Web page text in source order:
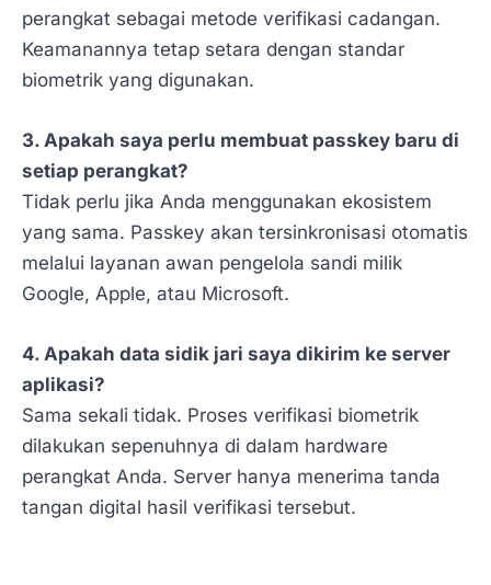
perangkat sebagai metode verifikasi cadangan.
Keamanannya tetap setara dengan standar
biometrik yang digunakan.
3. Apakah saya perlu membuat passkey baru di
setiap perangkat?
Tidak perlu jika Anda menggunakan ekosistem
yang sama. Passkey akan tersinkronisasi otomatis
melalui layanan awan pengelola sandi milik
Google, Apple, atau Microsoft.
4. Apakah data sidik jari saya dikirim ke server
aplikasi?
Sama sekali tidak. Proses verifikasi biometrik
dilakukan sepenuhnya di dalam hardware
perangkat Anda. Server hanya menerima tanda
tangan digital hasil verifikasi tersebut.